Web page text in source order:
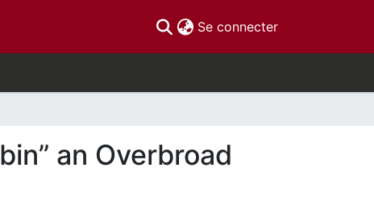
Se connecter(current)
an Overbroad